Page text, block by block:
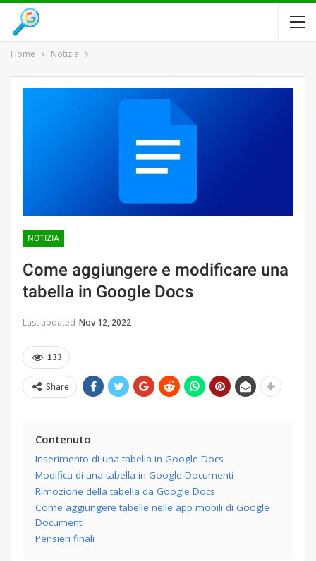
Home Notizia
NOTIZIA
Come aggiungere e modificare una
tabella in Google Docs
Last updated Nov 12, 2022
133
Share
Contenuto
Inserimento di una tabella in Google Docs
Modifica di una tabella in Google Documenti
Rimozione della tabella da Google Docs
Come aggiungere tabelle nelle app mobili di Google
Documenti
Pensieri finali